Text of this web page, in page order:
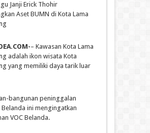
Janji Erick Thohir
Aset BUMN di Kota Lama
– Kawasan Kota Lama
adalah ikon wisata Kota
yang memiliki daya tarik luar
bangunan peninggalan
ini mengingatkan
VOC Belanda.